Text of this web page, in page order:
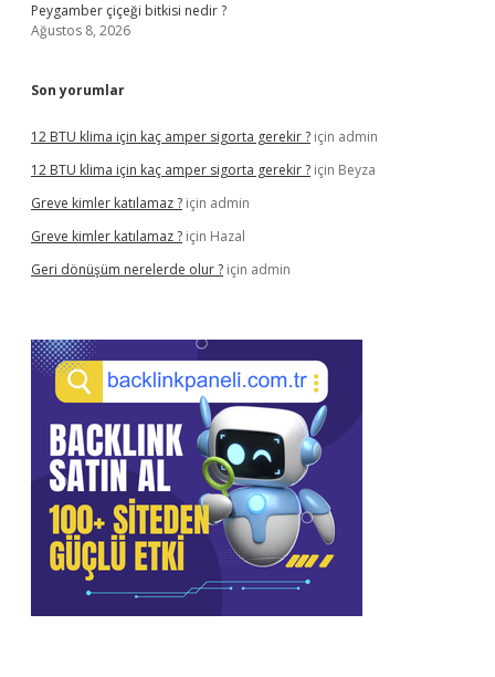
Peygamber çiçeği bitkisi nedir ?
Ağustos 8, 2026
Son yorumlar
12 BTU klima için kaç amper sigorta gerekir ? için admin
12 BTU klima için kaç amper sigorta gerekir ? için Beyza
Greve kimler katılamaz ? için admin
Greve kimler katılamaz ? için Hazal
Geri dönüşüm nerelerde olur ? için admin